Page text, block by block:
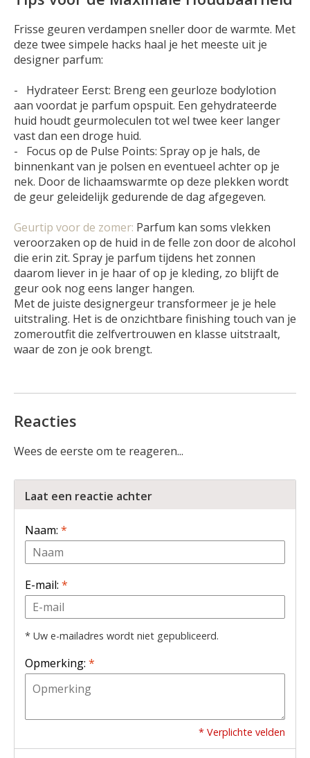
Frisse geuren verdampen sneller door de warmte. Met
deze twee simpele hacks haal je het meeste uit je
designer parfum:
- Hydrateer Eerst: Breng een geurloze bodylotion
aan voordat je parfum opspuit. Een gehydrateerde
huid houdt geurmoleculen tot wel twee keer langer
vast dan een droge huid.
- Focus op de Pulse Points: Spray op je hals, de
binnenkant van je polsen en eventueel achter op je
nek. Door de lichaamswarmte op deze plekken wordt
de geur geleidelijk gedurende de dag afgegeven.
Geurtip voor de zomer: Parfum kan soms vlekken
veroorzaken op de huid in de felle zon door de alcohol
die erin zit. Spray je parfum tijdens het zonnen
daarom liever in je haar of op je kleding, zo blijft de
geur ook nog eens langer hangen.
Met de juiste designergeur transformeer je je hele
uitstraling. Het is de onzichtbare finishing touch van je
zomeroutfit die zelfvertrouwen en klasse uitstraalt,
waar de zon je ook brengt.
Reacties
Wees de eerste om te reageren...
Laat een reactie achter
Naam: *
E-mail: *
* Uw e-mailadres wordt niet gepubliceerd.
Opmerking: *
* Verplichte velden